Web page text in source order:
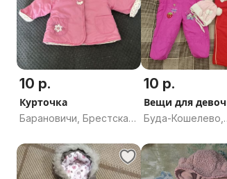
10 р.
Курточка
Барановичи, Брестская
10 р.
Вещи для
Буда-Кошелево,